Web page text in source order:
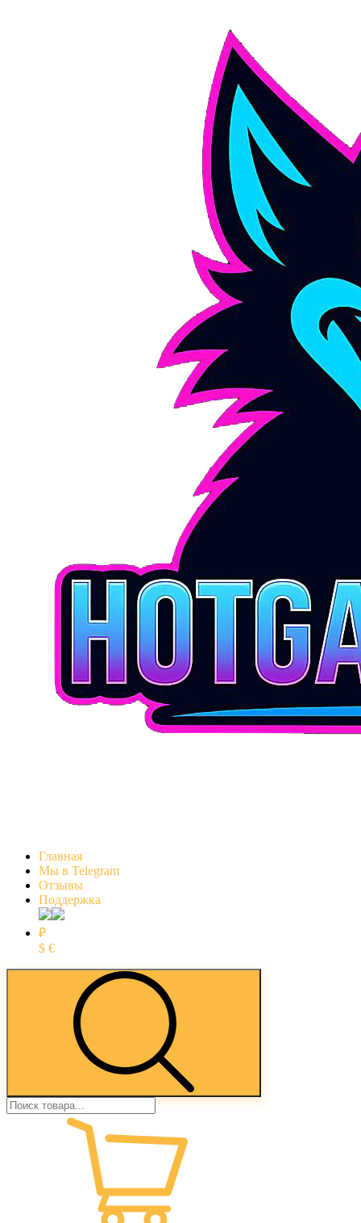
Главная
Мы в Telegram
Отзывы
Поддержка
₽
$ €